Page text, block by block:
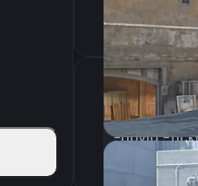
-novid -